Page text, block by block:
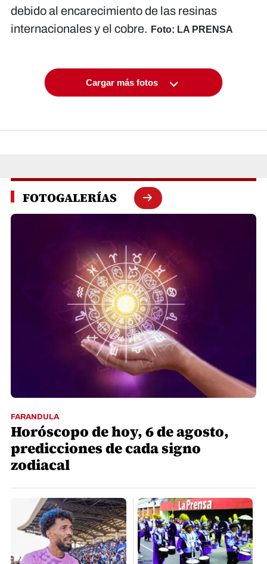
debido al encarecimiento de las resinas
internacionales y el cobre. Foto: LA PRENSA
Cargar más fotos
FOTOGALERÍAS
FARANDULA
Horóscopo de hoy, 6 de agosto,
predicciones de cada signo
zodiacal